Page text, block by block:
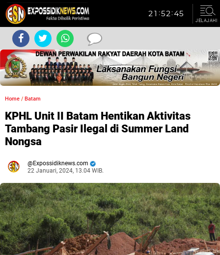
JELAJAHI
Home / Batam
KPHL Unit II Batam Hentikan Aktivitas
Tambang Pasir Ilegal di Summer Land
Nongsa
Expossidiknews.com
22 Januari, 2024, 13.04 WIB.